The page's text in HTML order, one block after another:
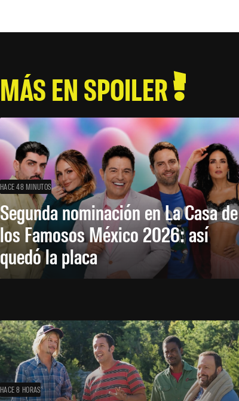
MÁS EN SPOILER
HACE 48 MINUTOS
Segunda nominación en La Casa de
los Famosos México 2026: así
quedó la placa
HACE 8 HORAS